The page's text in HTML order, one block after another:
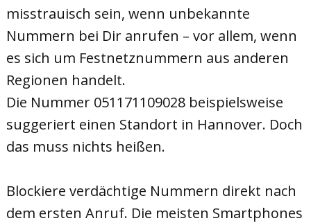
misstrauisch sein, wenn unbekannte
Nummern bei Dir anrufen – vor allem, wenn
es sich um Festnetznummern aus anderen
Regionen handelt.
Die Nummer 051171109028 beispielsweise
suggeriert einen Standort in Hannover. Doch
das muss nichts heißen.
Blockiere verdächtige Nummern direkt nach
dem ersten Anruf. Die meisten Smartphones